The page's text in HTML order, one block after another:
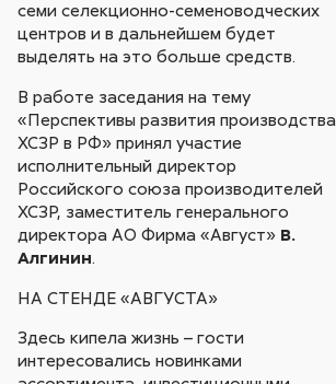
семи селекционно-семеноводческих
центров и в дальнейшем будет
выделять на это больше средств.
В работе заседания на тему
«Перспективы развития производства
ХСЗР в РФ» принял участие
исполнительный директор
Российского союза производителей
ХСЗР, заместитель генерального
директора АО Фирма «Август» В.
Алгинин.
НА СТЕНДЕ «АВГУСТА»
Здесь кипела жизнь – гости
интересовались новинками